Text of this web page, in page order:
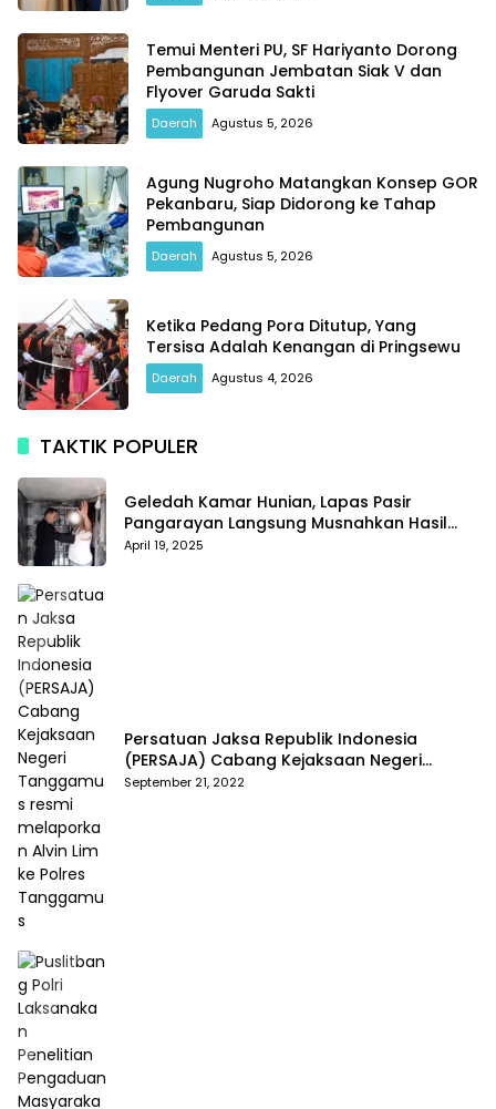
Temui Menteri PU, SF Hariyanto Dorong
Pembangunan Jembatan Siak V dan
Flyover Garuda Sakti
Daerah Agustus 5, 2026
Agung Nugroho Matangkan Konsep GOR
Pekanbaru, Siap Didorong ke Tahap
Pembangunan
Daerah Agustus 5, 2026
Ketika Pedang Pora Ditutup, Yang
Tersisa Adalah Kenangan di Pringsewu
Daerah Agustus 4, 2026
TAKTIK POPULER
Geledah Kamar Hunian, Lapas Pasir
Pangarayan Langsung Musnahkan Hasil
Temuan
April 19, 2025
Persatuan Jaksa Republik Indonesia
(PERSAJA) Cabang Kejaksaan Negeri
Tanggamus resmi melaporkan Alvin Lim ke
September 21, 2022